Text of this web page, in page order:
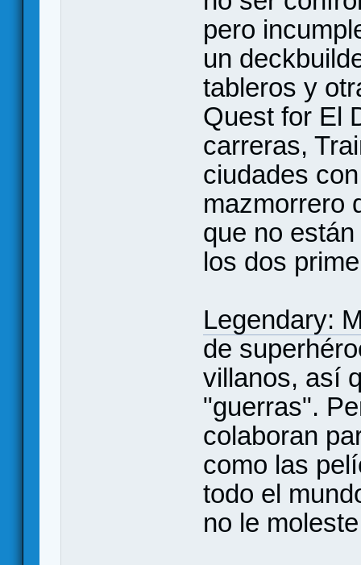
pero
un
tableros y
Quest for El
carreras,
ciudades
mazmorrero
que no
los dos
Legendary:
de
villanos, así
"guerras".
colaboran
como las
todo el
no le